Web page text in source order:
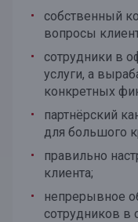
собственный
вопросы
сотрудники в
услуги, а
конкретных
партнёрский
для большого
правильно
клиента;
непрерывное
сотрудников в